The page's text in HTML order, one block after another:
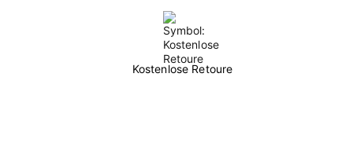
Kostenlose Retoure